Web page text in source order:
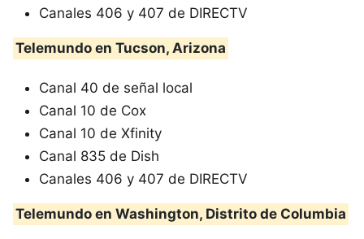
Canales 406 y 407 de DIRECTV
Telemundo en Tucson, Arizona
Canal 40 de señal local
Canal 10 de Cox
Canal 10 de Xfinity
Canal 835 de Dish
Canales 406 y 407 de DIRECTV
Telemundo en Washington, Distrito de Columbia